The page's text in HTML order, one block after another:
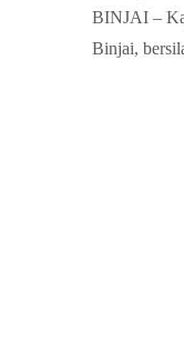
BINJAI –
Binjai,